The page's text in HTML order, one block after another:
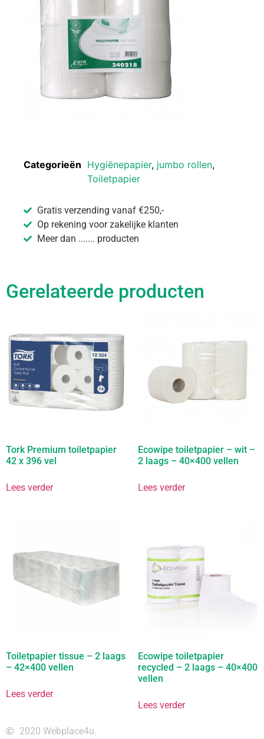
Categorieën Hygiënepapier, jumbo rollen,
Toiletpapier
Gratis verzending vanaf €250,-
Op rekening voor zakelijke klanten
Meer dan ....... producten
Gerelateerde producten
Tork Premium toiletpapier
42 x 396 vel
Lees verder
Ecowipe toiletpapier – wit –
2 laags – 40×400 vellen
Lees verder
Toiletpapier tissue – 2 laags
– 42×400 vellen
Lees verder
Ecowipe toiletpapier
recycled – 2 laags – 40×400
vellen
Lees verder
2020 Webplace4u.